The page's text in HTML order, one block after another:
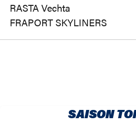
RASTA Vechta
FRAPORT SKYLINERS
SAISON